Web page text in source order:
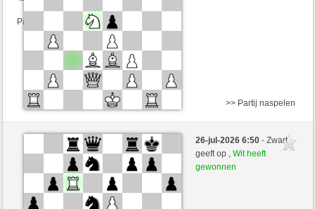
Partij telt mee voor de ranglijst
Zwart
stacippa (1321) (-2)
Simonio (1785) (+2)
Speelduur: 5 minutes/side + 0 seconds/move
Partij telt mee voor de ranglijst
>> Partij naspelen
26-jul-2026 6:50- Zwart
geeft op ,Wit heeft
gewonnen